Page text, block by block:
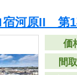
宿河原II 第
価
間